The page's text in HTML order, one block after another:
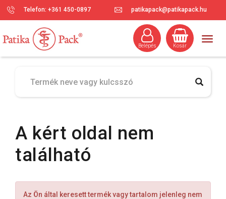
Telefon: +361 450-0897 patikapack@patikapack.hu
Kosár
Belépés
A kért oldal nem
található
Az Ön által keresett termék vagy tartalom jelenleg nem